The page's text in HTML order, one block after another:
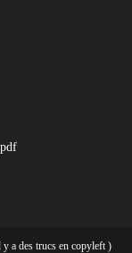
a des trucs en copyleft )